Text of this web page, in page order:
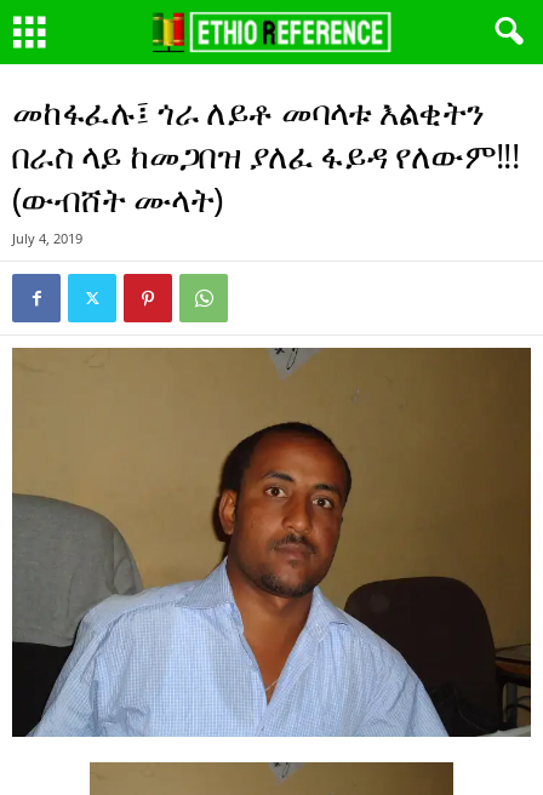
መከፋፈሉ፤ ጎራ ለይቶ መባላቱ እልቂትን
በራስ ላይ ከመጋበዝ ያለፈ ፋይዳ የለውም!!!
(ውብሸት ሙላት)
July 4, 2019